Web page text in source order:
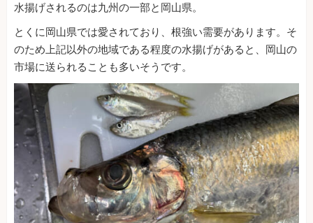
水揚げされるのは九州の一部と岡山県。
とくに岡山県では愛されており、根強い需要があります。そ
のため上記以外の地域である程度の水揚げがあると、岡山の
市場に送られることも多いそうです。